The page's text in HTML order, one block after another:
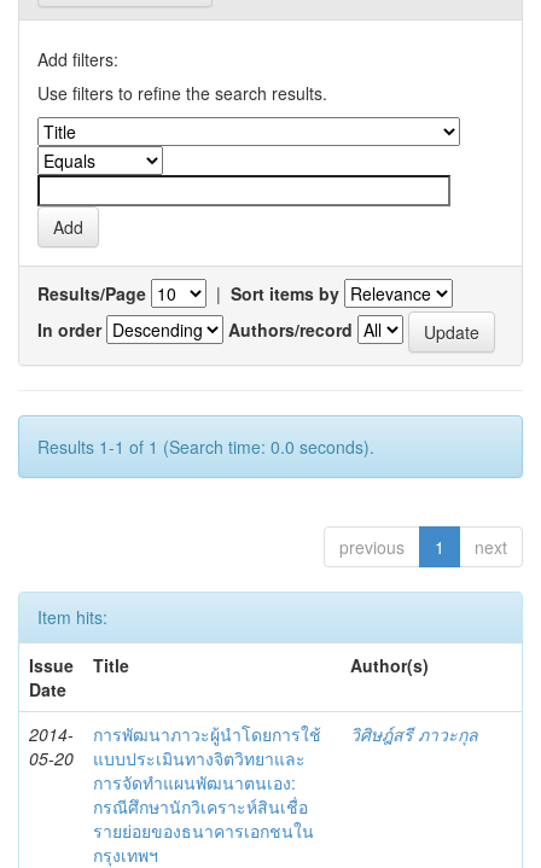
Add filters:
Use filters to refine the search results.
Results/Page | Sort items by
In order
Authors/record
Results 1-1 of 1 (Search time: 0.0 seconds).
previous 1 next
Item hits:
Issue
Date
Title Author(s)
2014-
05-20
การพัฒนาภาวะผู้นำโดยการใช้
แบบประเมินทางจิตวิทยาและ
การจัดทำแผนพัฒนาตนเอง:
กรณีศึกษานักวิเคราะห์สินเชื่อ
รายย่อยของธนาคารเอกชนใน
กรุงเทพฯ
วิศิษฎ์สรี ภาวะกุล